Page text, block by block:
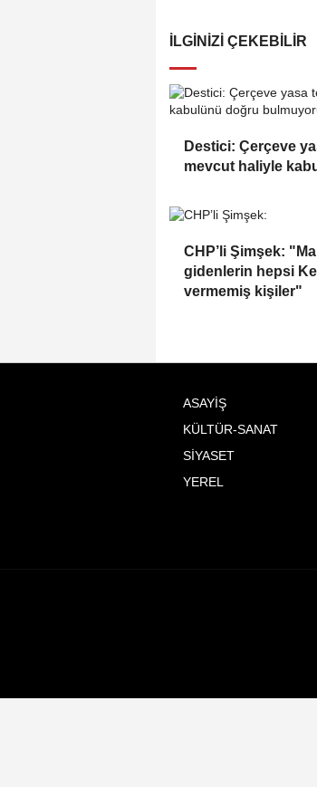
İLGINIZI ÇEKEBILIR
Destici: Çerçeve
mevcut haliyle
CHP’li Şimşek:
gidenlerin hepsi
vermemiş kişiler"
ASAYİŞ
KÜLTÜR-SANAT
SİYASET
YEREL